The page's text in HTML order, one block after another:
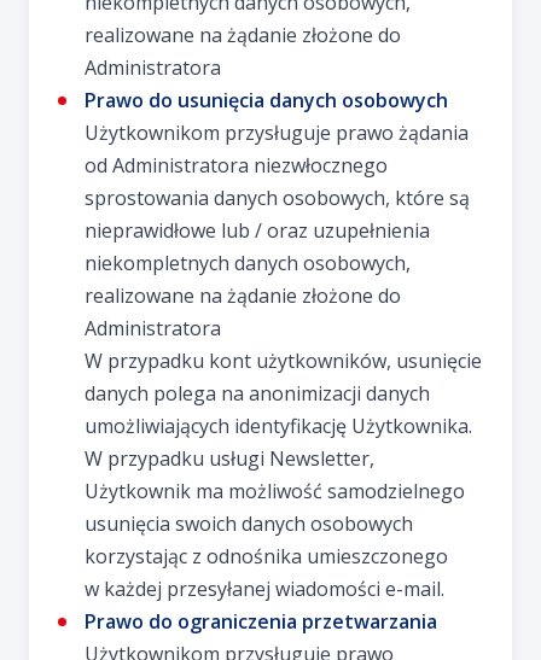
realizowane na żądanie złożone do
Administratora
Prawo do usunięcia danych osobowych
Użytkownikom przysługuje prawo żądania
od Administratora niezwłocznego
sprostowania danych osobowych, które są
nieprawidłowe lub / oraz uzupełnienia
niekompletnych danych osobowych,
realizowane na żądanie złożone do
Administratora
W przypadku kont użytkowników, usunięcie
danych polega na anonimizacji danych
umożliwiających identyfikację Użytkownika.
W przypadku usługi Newsletter,
Użytkownik ma możliwość samodzielnego
usunięcia swoich danych osobowych
korzystając z odnośnika umieszczonego
w każdej przesyłanej wiadomości e-mail.
Prawo do ograniczenia przetwarzania
Użytkownikom przysługuje prawo